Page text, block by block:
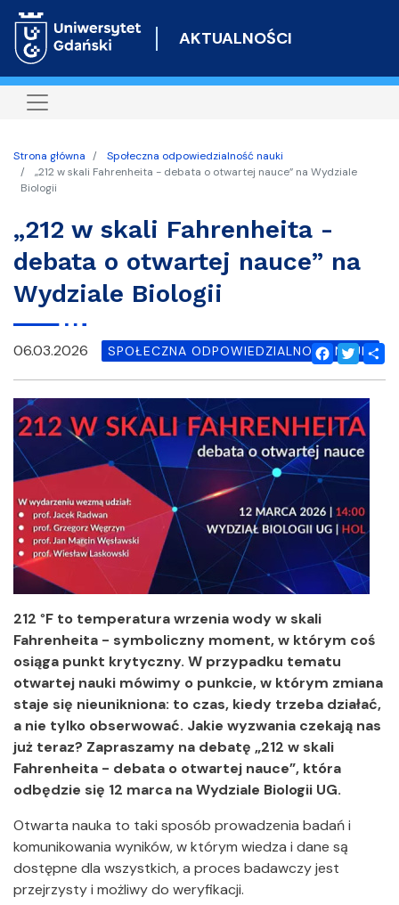
do
AKTUALNOŚCI
Strona główna
Społeczna odpowiedzialność nauki
„212 w skali Fahrenheita - debata o otwartej nauce” na Wydziale
Biologii
„212 w skali Fahrenheita -
debata o otwartej nauce” na
Wydziale Biologii
Facebook
Twitter
06.03.2026 SPOŁECZNA ODPOWIEDZIALNOŚĆ NAUKI
212 °F to temperatura wrzenia wody w skali
Fahrenheita - symboliczny moment, w którym coś
osiąga punkt krytyczny. W przypadku tematu
otwartej nauki mówimy o punkcie, w którym zmiana
staje się nieunikniona: to czas, kiedy trzeba działać,
a nie tylko obserwować. Jakie wyzwania czekają nas
już teraz? Zapraszamy na debatę „212 w skali
Fahrenheita - debata o otwartej nauce”, która
odbędzie się 12 marca na Wydziale Biologii UG.
Otwarta nauka to taki sposób prowadzenia badań i
komunikowania wyników, w którym wiedza i dane są
dostępne dla wszystkich, a proces badawczy jest
przejrzysty i możliwy do weryfikacji.